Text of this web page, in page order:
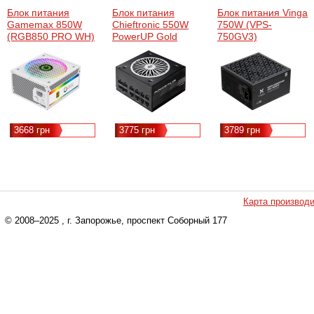
Блок питания
Gamemax 850W
(RGB850 PRO WH)
3668 грн
Блок питания
Chieftronic 550W
PowerUP Gold
(GPX-550FC)
3775 грн
Блок питания Vinga
750W (VPS-
750GV3)
3789 грн
Карта
© 2008–2025 , г. Запорожье, проспект Соборный 177